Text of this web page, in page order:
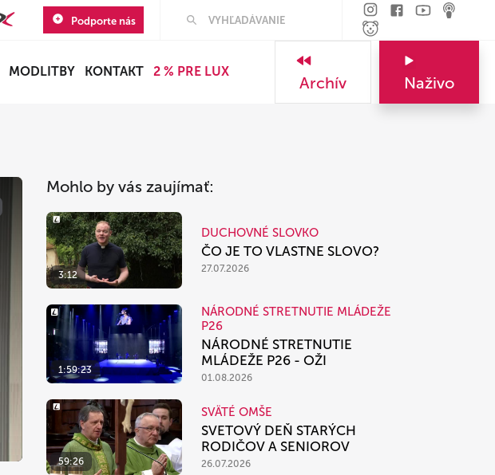
Podporte nás
MODLITBY KONTAKT 2 % PRE LUX
Archív Naživo
Mohlo by vás zaujímať:
3:12
DUCHOVNÉ SLOVKO
ČO JE TO VLASTNE SLOVO?
27.07.2026
1:59:23
NÁRODNÉ STRETNUTIE MLÁDEŽE
P26
NÁRODNÉ STRETNUTIE
MLÁDEŽE P26 - OŽI
01.08.2026
59:26
SVÄTÉ OMŠE
SVETOVÝ DEŇ STARÝCH
RODIČOV A SENIOROV
26.07.2026